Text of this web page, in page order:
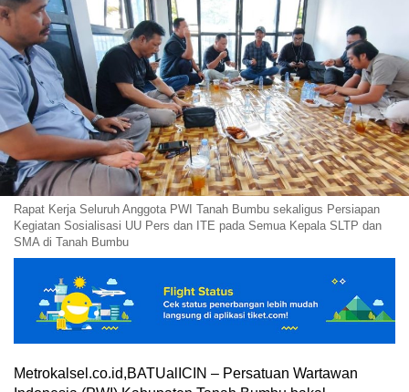
Rapat Kerja Seluruh Anggota PWI Tanah Bumbu sekaligus Persiapan
Kegiatan Sosialisasi UU Pers dan ITE pada Semua Kepala SLTP dan
SMA di Tanah Bumbu
Metrokalsel.co.id,BATUalICIN – Persatuan Wartawan